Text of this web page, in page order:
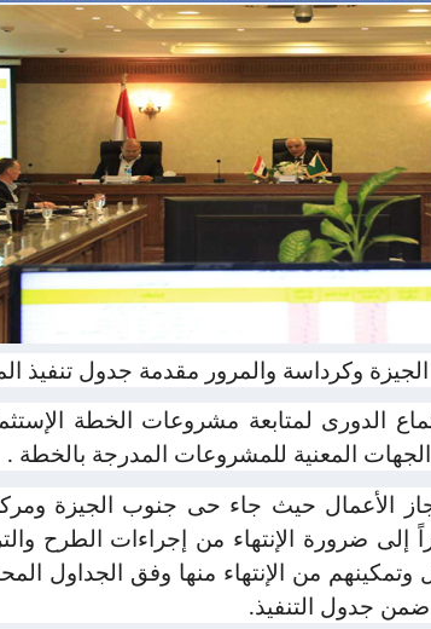
وكرداسة والمرور مقدمة جدول تنفيذ
الدورى لمتابعة مشروعات الخطة
الأعمال حيث جاء حى جنوب الجيزة ومركز
إلى ضرورة الإنتهاء من إجراءات الطرح
من الإنتهاء منها وفق الجداول
ضمن جدول التنفيذ.